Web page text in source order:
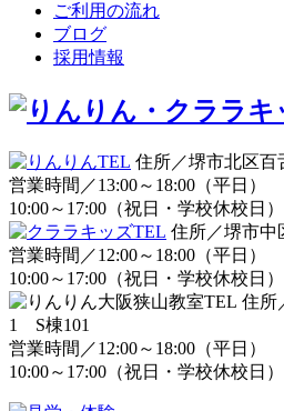
ご利用の流れ
ブログ
採用情報
住所／堺市北区百
営業時間／13:00～18:00（平日）
10:00～17:00（祝日・学校休校日）
住所／堺市中
営業時間／12:00～18:00（平日）
10:00～17:00（祝日・学校休校日）
住所
1 S棟101
営業時間／12:00～18:00（平日）
10:00～17:00（祝日・学校休校日）